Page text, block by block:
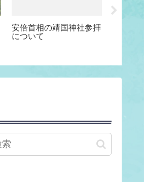
安倍首相の靖国神社参拝
について